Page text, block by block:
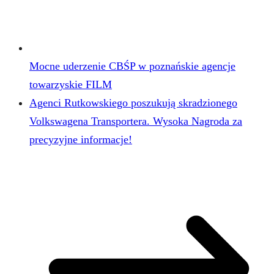
Mocne uderzenie CBŚP w poznańskie agencje
towarzyskie FILM
Agenci Rutkowskiego poszukują skradzionego
Volkswagena Transportera. Wysoka Nagroda za
precyzyjne informacje!